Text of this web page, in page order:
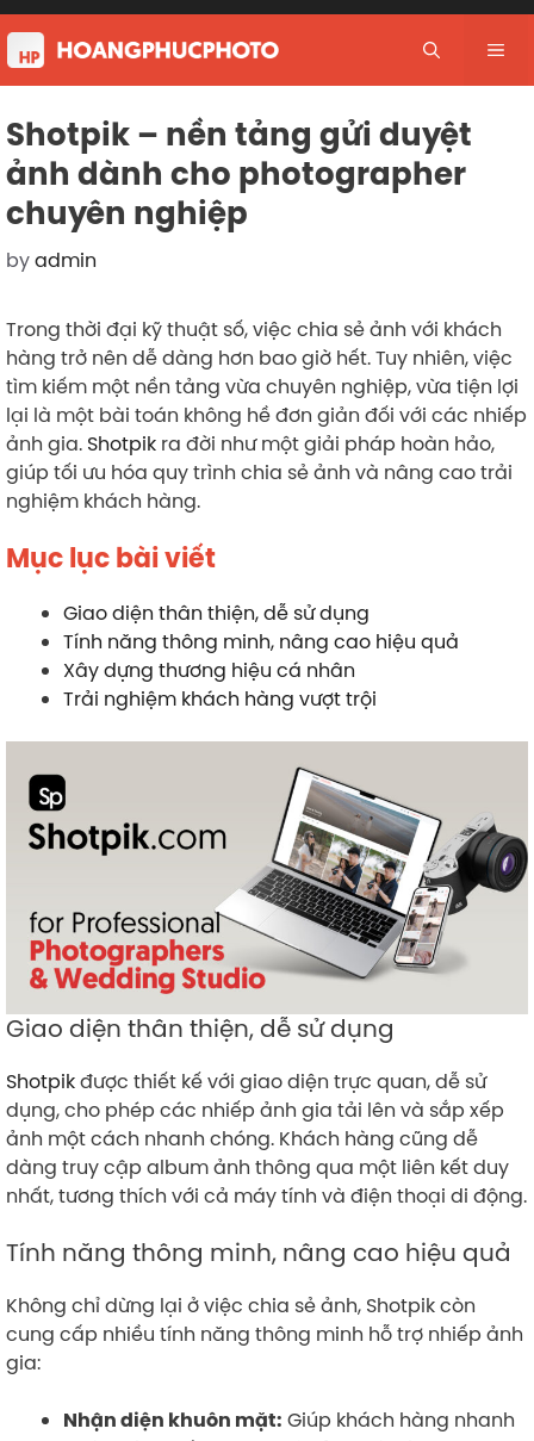
Skip
to
content
Shotpik – nền tảng gửi duyệt
ảnh dành cho photographer
chuyên nghiệp
byadmin
Trong thời đại kỹ thuật số, việc chia sẻ ảnh với khách
hàng trở nên dễ dàng hơn bao giờ hết. Tuy nhiên, việc
tìm kiếm một nền tảng vừa chuyên nghiệp, vừa tiện lợi
lại là một bài toán không hề đơn giản đối với các nhiếp
ảnh gia. Shotpik ra đời như một giải pháp hoàn hảo,
giúp tối ưu hóa quy trình chia sẻ ảnh và nâng cao trải
nghiệm khách hàng.
Mục lục bài viết
Giao diện thân thiện, dễ sử dụng
Tính năng thông minh, nâng cao hiệu quả
Xây dựng thương hiệu cá nhân
Trải nghiệm khách hàng vượt trội
Giao diện thân thiện, dễ sử dụng
Shotpikđược thiết kế với giao diện trực quan, dễ sử
dụng, cho phép các nhiếp ảnh gia tải lên và sắp xếp
ảnh một cách nhanh chóng. Khách hàng cũng dễ
dàng truy cập album ảnh thông qua một liên kết duy
nhất, tương thích với cả máy tính và điện thoại di động.
Tính năng thông minh, nâng cao hiệu quả
Không chỉ dừng lại ở việc chia sẻ ảnh, Shotpik còn
cung cấp nhiều tính năng thông minh hỗ trợ nhiếp ảnh
gia:
Nhận diện khuôn mặt: Giúp khách hàng nhanh